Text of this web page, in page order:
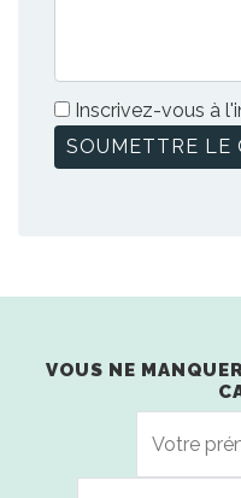
Inscrivez-vous à
VOUS NE